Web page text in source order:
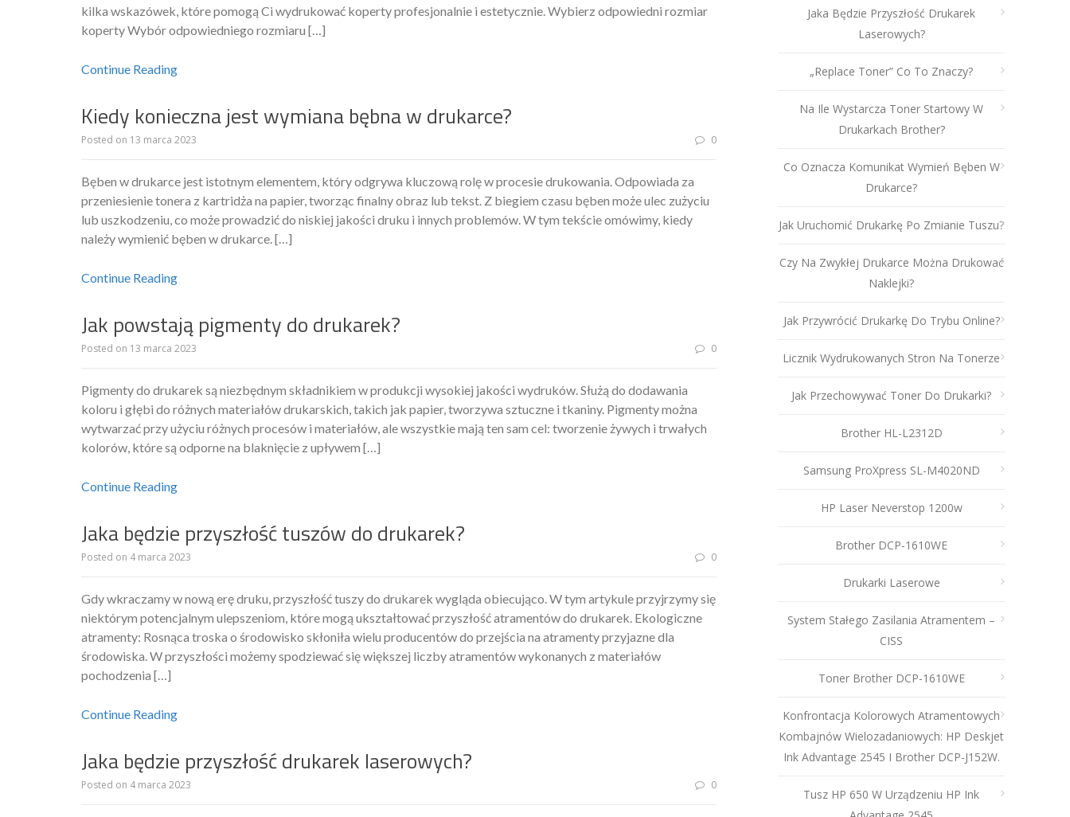
kilka wskazówek, które pomogą Ci wydrukować koperty profesjonalnie i estetycznie. Wybierz odpowiedni rozmiar
koperty Wybór odpowiedniego rozmiaru […]
Continue Reading
Kiedy konieczna jest wymiana bębna w drukarce?
Posted on 13 marca 2023 0
Bęben w drukarce jest istotnym elementem, który odgrywa kluczową rolę w procesie drukowania. Odpowiada za
przeniesienie tonera z kartridża na papier, tworząc finalny obraz lub tekst. Z biegiem czasu bęben może ulec zużyciu
lub uszkodzeniu, co może prowadzić do niskiej jakości druku i innych problemów. W tym tekście omówimy, kiedy
należy wymienić bęben w drukarce. […]
Continue Reading
Jak powstają pigmenty do drukarek?
Posted on 13 marca 2023 0
Pigmenty do drukarek są niezbędnym składnikiem w produkcji wysokiej jakości wydruków. Służą do dodawania
koloru i głębi do różnych materiałów drukarskich, takich jak papier, tworzywa sztuczne i tkaniny. Pigmenty można
wytwarzać przy użyciu różnych procesów i materiałów, ale wszystkie mają ten sam cel: tworzenie żywych i trwałych
kolorów, które są odporne na blaknięcie z upływem […]
Continue Reading
Jaka będzie przyszłość tuszów do drukarek?
Posted on 4 marca 2023 0
Gdy wkraczamy w nową erę druku, przyszłość tuszy do drukarek wygląda obiecująco. W tym artykule przyjrzymy się
niektórym potencjalnym ulepszeniom, które mogą ukształtować przyszłość atramentów do drukarek. Ekologiczne
atramenty: Rosnąca troska o środowisko skłoniła wielu producentów do przejścia na atramenty przyjazne dla
środowiska. W przyszłości możemy spodziewać się większej liczby atramentów wykonanych z materiałów
pochodzenia […]
Continue Reading
Jaka będzie przyszłość drukarek laserowych?
Posted on 4 marca 2023 0
Jaka Będzie Przyszłość Drukarek
Laserowych?
„Replace Toner” Co To Znaczy?
Na Ile Wystarcza Toner Startowy W
Drukarkach Brother?
Co Oznacza Komunikat Wymień Bęben W
Drukarce?
Jak Uruchomić Drukarkę Po Zmianie Tuszu?
Czy Na Zwykłej Drukarce Można Drukować
Naklejki?
Jak Przywrócić Drukarkę Do Trybu Online?
Licznik Wydrukowanych Stron Na Tonerze
Jak Przechowywać Toner Do Drukarki?
Brother HL-L2312D
Samsung ProXpress SL-M4020ND
HP Laser Neverstop 1200w
Brother DCP-1610WE
Drukarki Laserowe
System Stałego Zasilania Atramentem –
CISS
Toner Brother DCP-1610WE
Konfrontacja Kolorowych Atramentowych
Kombajnów Wielozadaniowych: HP Deskjet
Ink Advantage 2545 I Brother DCP-J152W.
Tusz HP 650 W Urządzeniu HP Ink